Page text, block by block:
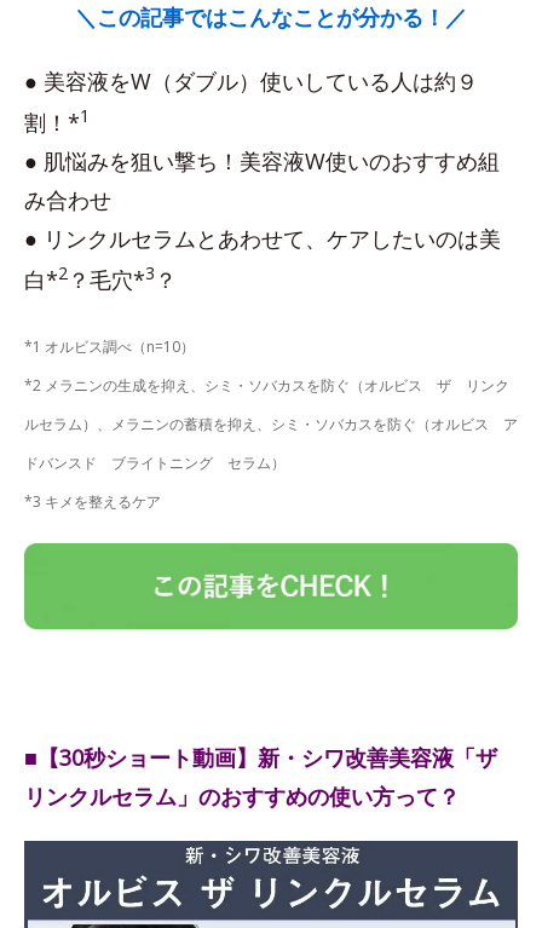
＼この記事ではこんなことが分かる！／
● 美容液をW（ダブル）使いしている人は約９
割！*1
● 肌悩みを狙い撃ち！美容液W使いのおすすめ組
み合わせ
● リンクルセラムとあわせて、ケアしたいのは美
白*2 ？毛穴*3 ？
*1 オルビス調べ（n=10）
*2 メラニンの生成を抑え、シミ・ソバカスを防ぐ（オルビス ザ リンク
ルセラム）、メラニンの蓄積を抑え、シミ・ソバカスを防ぐ（オルビス ア
ドバンスド ブライトニング セラム）
*3 キメを整えるケア
■【30秒ショート動画】新・シワ改善美容液「ザ
リンクルセラム」のおすすめの使い方って？